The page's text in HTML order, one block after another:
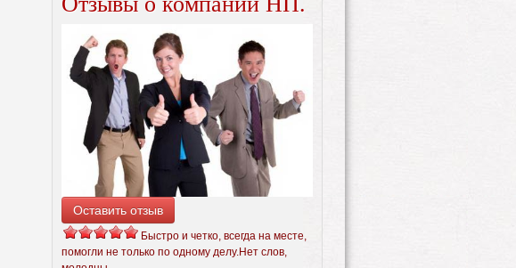
Оставить отзыв
Быстро и четко, всегда на месте,
помогли не только по одному делу.Нет слов,